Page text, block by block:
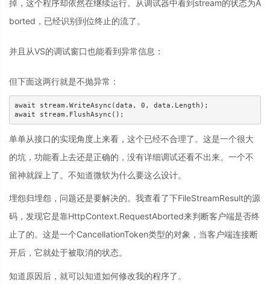
掉，这个程序却依然在继续运行。从调试器中看到stream的状态为A
borted，已经识别到位终止的流了。
并且从VS的调试窗口也能看到异常信息：
但下面这两行就是不抛异常：
await stream.WriteAsync(data, 0, data.Length);
await stream.FlushAsync();
单单从接口的实现角度上来看，这个已经不合理了。这是一个很大
的坑，功能看上去还是正确的，没有详细调试还看不出来。一个不
留神就踩上了。不知道微软为什么要这么设计。
埋怨归埋怨，问题还是要解决的。我查看了下FileStreamResult的源
码，发现它是靠HttpContext.RequestAborted来判断客户端是否终
止了的。这是一个CancellationToken类型的对象，当客户端连接断
开后，它就处于被取消的状态。
知道原因后，就可以知道如何修改我的程序了。